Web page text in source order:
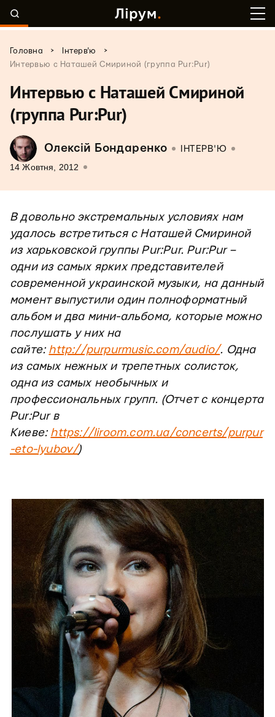
Головна > Інтерв'ю
>
Интервью с Наташей Смириной (группа Pur:Pur)
Интервью с Наташей Смириной
(группа Pur:Pur)
Олексій Бондаренко ІНТЕРВ'Ю
14 Жовтня, 2012
В довольно экстремальных условиях нам
удалось встретиться с Наташей Смириной
из харьковской группы Pur:Pur. Pur:Pur –
одни из самых ярких представителей
современной украинской музыки, на данный
момент выпустили один полноформатный
альбом и два мини-альбома, которые можно
послушать у них на
сайте: http://purpurmusic.com/audio/. Одна
из самых нежных и трепетных солисток,
одна из самых необычных и
профессиональных групп. (Отчет с концерта
Pur:Pur в
Киеве: https://liroom.com.ua/concerts/purpur
-eto-lyubov/)